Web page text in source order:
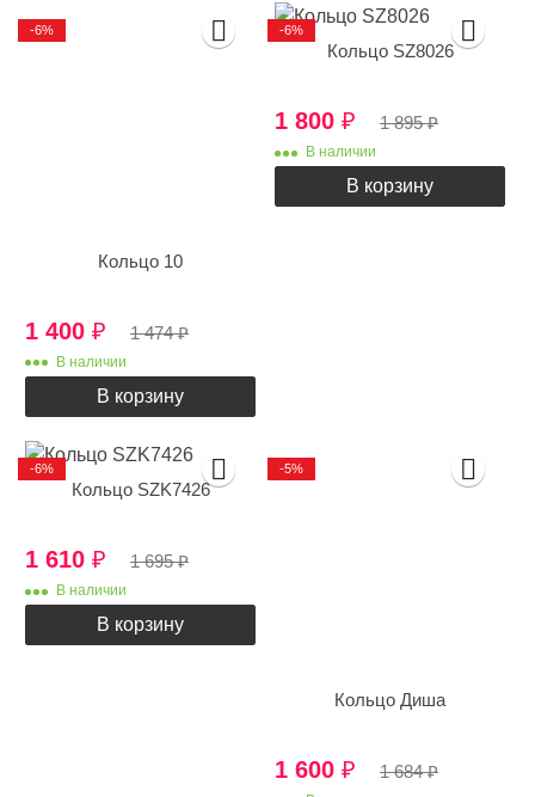
Кольцо 10
1 400 ₽ 1 474₽
В наличии
В корзину
-6%
Кольцо SZ8026
1 800 ₽ 1 895₽
В наличии
В корзину
-6%
Кольцо SZK7426
1 610 ₽ 1 695₽
В наличии
В корзину
-6%
Кольцо Диша
1 600 ₽ 1 684₽
-5%